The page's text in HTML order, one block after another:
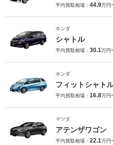
平均買取相場： 44.9万円
ホンダ
シャトル
平均買取相場： 30.1万円
ホンダ
フィットシャト
平均買取相場： 16.8万円
マツダ
アテンザワゴン
平均買取相場： 22.1万円